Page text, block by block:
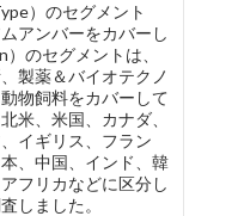
）のセグメント
アンバーをカバーし
のセグメントは、
製薬＆バイオテクノ
物飼料をカバーして
米、米国、カナダ、
イギリス、フラン
、中国、インド、韓
フリカなどに区分し
しました。